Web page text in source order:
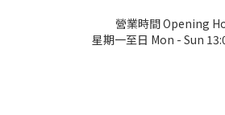
營業時間 Opening
星期一至日 Mon - Sun